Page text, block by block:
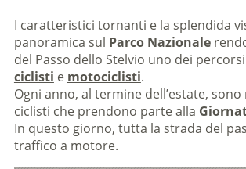
I caratteristici tornanti e la splendida
panoramica sul Parco Nazionale
del Passo dello Stelvio uno dei
ciclisti e motociclisti.
Ogni anno, al termine dell’estate, sono
ciclisti che prendono parte alla
In questo giorno, tutta la strada del
traffico a motore.